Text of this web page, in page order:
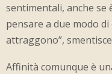
sentimentali, anche se
pensare a due modo
attraggono”,
Affinità comunque è